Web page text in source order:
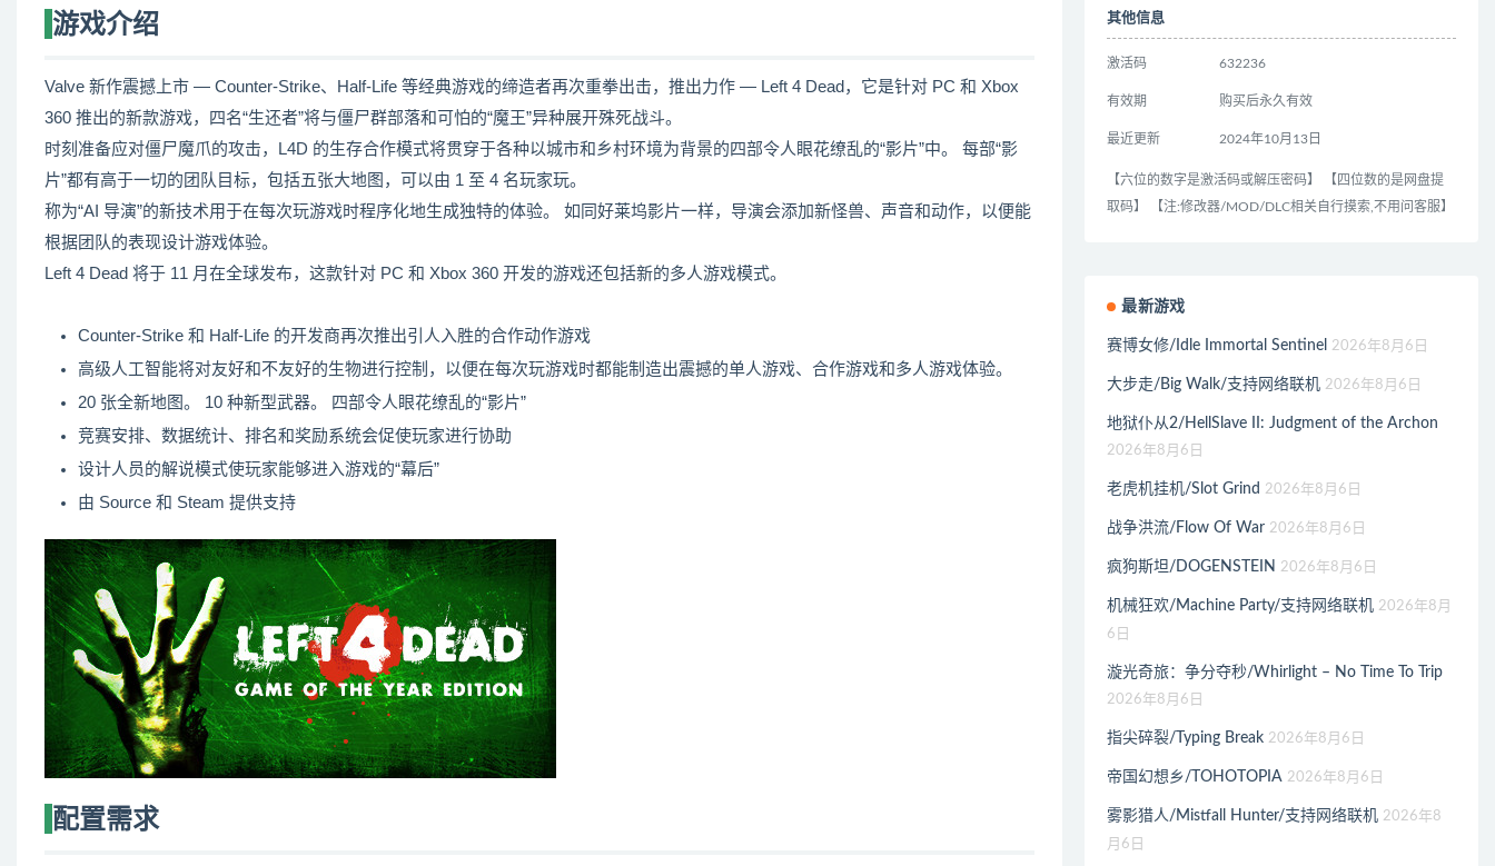
游戏介绍
Valve 新作震撼上市 — Counter-Strike、Half-Life 等经典游戏的缔造者再次重拳出击，推出力作 — Left 4 Dead，它是针对 PC 和 Xbox
360 推出的新款游戏，四名“生还者”将与僵尸群部落和可怕的“魔王”异种展开殊死战斗。
时刻准备应对僵尸魔爪的攻击，L4D 的生存合作模式将贯穿于各种以城市和乡村环境为背景的四部令人眼花缭乱的“影片”中。 每部“影
片”都有高于一切的团队目标，包括五张大地图，可以由 1 至 4 名玩家玩。
称为“AI 导演”的新技术用于在每次玩游戏时程序化地生成独特的体验。 如同好莱坞影片一样，导演会添加新怪兽、声音和动作，以便能
根据团队的表现设计游戏体验。
Left 4 Dead 将于 11 月在全球发布，这款针对 PC 和 Xbox 360 开发的游戏还包括新的多人游戏模式。
Counter-Strike 和 Half-Life 的开发商再次推出引人入胜的合作动作游戏
高级人工智能将对友好和不友好的生物进行控制，以便在每次玩游戏时都能制造出震撼的单人游戏、合作游戏和多人游戏体验。
20 张全新地图。 10 种新型武器。 四部令人眼花缭乱的“影片”
竞赛安排、数据统计、排名和奖励系统会促使玩家进行协助
设计人员的解说模式使玩家能够进入游戏的“幕后”
由 Source 和 Steam 提供支持
配置需求
其他信息
激活码 632236
有效期 购买后永久有效
最近更新 2024年10月13日
【六位的数字是激活码或解压密码】 【四位数的是网盘提
取码】 【注:修改器/MOD/DLC相关自行摸索,不用问客服】
最新游戏
赛博女修/Idle Immortal Sentinel 2026年8月6日
大步走/Big Walk/支持网络联机 2026年8月6日
地狱仆从2/HellSlave II: Judgment of the Archon
2026年8月6日
老虎机挂机/Slot Grind 2026年8月6日
战争洪流/Flow Of War 2026年8月6日
疯狗斯坦/DOGENSTEIN 2026年8月6日
机械狂欢/Machine Party/支持网络联机 2026年8月
6日
漩光奇旅：争分夺秒/Whirlight – No Time To Trip
2026年8月6日
指尖碎裂/Typing Break 2026年8月6日
帝国幻想乡/TOHOTOPIA 2026年8月6日
雾影猎人/Mistfall Hunter/支持网络联机 2026年8
月6日